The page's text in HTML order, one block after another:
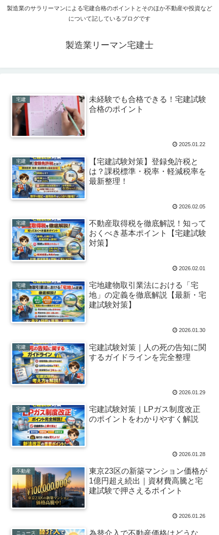
製造業のサラリーマンによる宅建合格のポイントとそのほか不動産や投資など
について記しているブログです
製造業リーマン宅建士
宅建
未経験でも合格できる！宅建試験
合格のポイント
2025.01.22
宅建
【宅建試験対策】登録免許税と
は？課税標準・税率・軽減税率を
最新整理！
2026.02.05
宅建
不動産取得税を徹底解説！知って
おくべき基本ポイント【宅建試験
対策】
2026.02.01
宅建
宅地建物取引業法における「宅
地」の定義を徹底解説【最新・宅
建試験対策】
2026.01.30
宅建
宅建試験対策｜人の死の告知に関
するガイドラインを完全整理
2026.01.29
宅建
宅建試験対策｜LPガス制度改正
のポイントをわかりやすく解説
2026.01.28
不動産
東京23区の新築マンション価格が
1億円超え続出｜資材費高騰と宅
建試験で押さえるポイント
2026.01.26
ニュース
為替介入で不動産価格はどうな